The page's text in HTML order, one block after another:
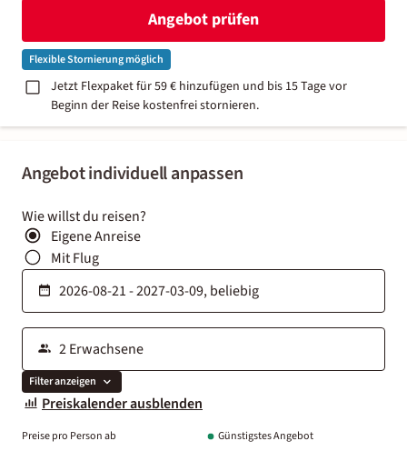
Angebot individuell anpassen
Wie willst du reisen?
Eigene Anreise
Mit Flug
Filter anzeigen
Preiskalender ausblenden
Preise pro Person ab Günstigstes Angebot
Angebot prüfen
Flexible Stornierung möglich
Jetzt Flexpaket für 59 € hinzufügen und bis 15 Tage vor
Beginn der Reise kostenfrei stornieren.